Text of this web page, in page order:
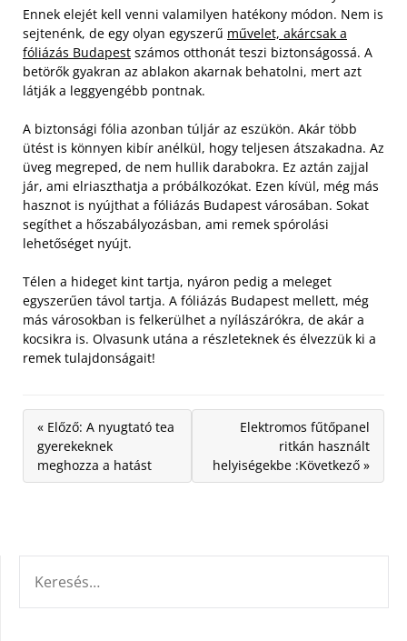
Ennek elejét kell venni valamilyen hatékony módon. Nem is
sejtenénk, de egy olyan egyszerű művelet, akárcsak a
fóliázás Budapest számos otthonát teszi biztonságossá. A
betörők gyakran az ablakon akarnak behatolni, mert azt
látják a leggyengébb pontnak.
A biztonsági fólia azonban túljár az eszükön. Akár több
ütést is könnyen kibír anélkül, hogy teljesen átszakadna. Az
üveg megreped, de nem hullik darabokra. Ez aztán zajjal
jár, ami elriaszthatja a próbálkozókat. Ezen kívül, még más
hasznot is nyújthat a fóliázás Budapest városában. Sokat
segíthet a hőszabályozásban, ami remek spórolási
lehetőséget nyújt.
Télen a hideget kint tartja, nyáron pedig a meleget
egyszerűen távol tartja. A fóliázás Budapest mellett, még
más városokban is felkerülhet a nyílászárókra, de akár a
kocsikra is. Olvasunk utána a részleteknek és élvezzük ki a
remek tulajdonságait!
« Előző: A nyugtató tea
gyerekeknek
meghozza a hatást
Elektromos fűtőpanel
ritkán használt
helyiségekbe :Következő »